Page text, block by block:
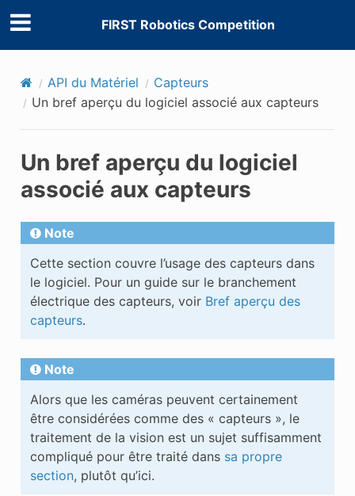
FIRST Robotics Competition
API du Matériel
Capteurs
Un bref aperçu du logiciel associé aux capteurs
Un bref aperçu du logiciel
associé aux capteurs
Note
Cette section couvre l’usage des capteurs dans
le logiciel. Pour un guide sur le branchement
électrique des capteurs, voir Bref aperçu des
capteurs.
Note
Alors que les caméras peuvent certainement
être considérées comme des « capteurs », le
traitement de la vision est un sujet suffisamment
compliqué pour être traité dans sa propre
section, plutôt qu’ici.